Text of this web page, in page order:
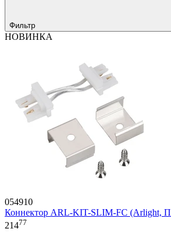
Фильтр
НОВИНКА
054910
Коннектор ARL-KIT-SLIM-FC (Arlight,
21477